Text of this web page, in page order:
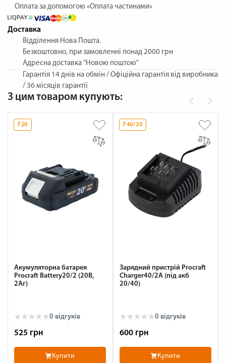
Оплата за допомогою «Оплата частинами»
Доставка
Відділення Нова Пошта.
Безкоштовно, при замовленні понад 2000 грн
Адресна доставка "Новою поштою"
Гарантія 14 днів на обмін / Офіційна гарантія від виробника
/ 36 місяців гарантії
З цим товаром купують:
F20
Акумуляторна батарея
Procraft Battery20/2 (20В,
2Аг)
0 відгуків
525 грн
Купити
F40/20
Зарядний пристрій Procraft
Charger40/2A (під акб
20/40)
0 відгуків
600 грн
Купити